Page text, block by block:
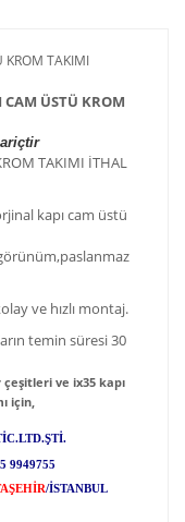
KROM TAKIMI
ÜSTÜ KROM
TAKIMI İTHAL
kapı cam üstü
ve hızlı montaj.
temin süresi 30
çeşitleri ve ix35 kapı
için,
9949755
/İSTANBUL